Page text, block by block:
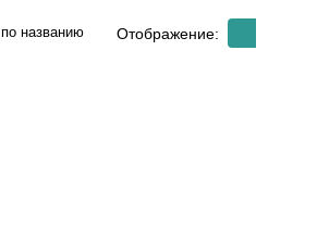
по названию Отображение: